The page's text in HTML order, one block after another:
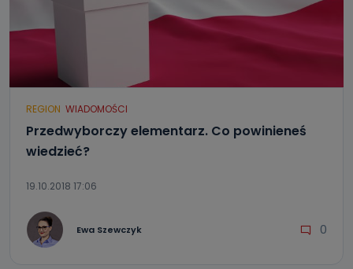
REGION WIADOMOŚCI
Przedwyborczy elementarz. Co powinieneś
wiedzieć?
19.10.2018 17:06
Ewa Szewczyk 0